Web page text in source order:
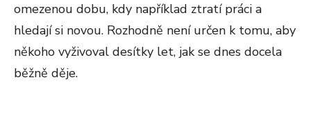
omezenou dobu, kdy například ztratí práci a
hledají si novou. Rozhodně není určen k tomu, aby
někoho vyživoval desítky let, jak se dnes docela
běžně děje.